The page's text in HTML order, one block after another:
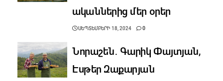
ականներից մեր օրեր
ՍԵՊՏԵՄԲԵՐԻ 18, 2024 0
Նորաշեն․ Գարիկ Փայտյան,
Էսթեր Զաքարյան